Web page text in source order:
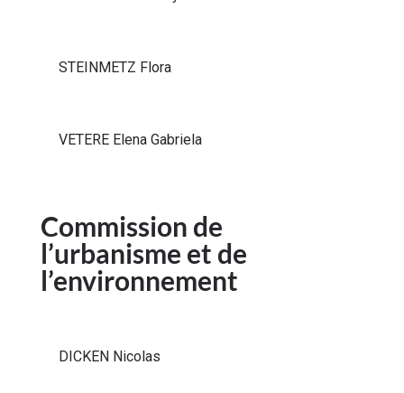
STEINMETZ Flora
VETERE Elena Gabriela
Commission de
l’urbanisme et de
l’environnement
DICKEN Nicolas